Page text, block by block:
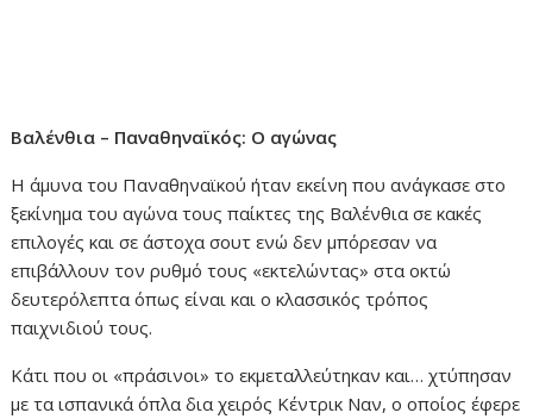
Βαλένθια – Παναθηναϊκός: Ο αγώνας
Η άμυνα του Παναθηναϊκού ήταν εκείνη που ανάγκασε στο
ξεκίνημα του αγώνα τους παίκτες της Βαλένθια σε κακές
επιλογές και σε άστοχα σουτ ενώ δεν μπόρεσαν να
επιβάλλουν τον ρυθμό τους «εκτελώντας» στα οκτώ
δευτερόλεπτα όπως είναι και ο κλασσικός τρόπος
παιχνιδιού τους.
Κάτι που οι «πράσινοι» το εκμεταλλεύτηκαν και… χτύπησαν
με τα ισπανικά όπλα δια χειρός Κέντρικ Ναν, ο οποίος έφερε